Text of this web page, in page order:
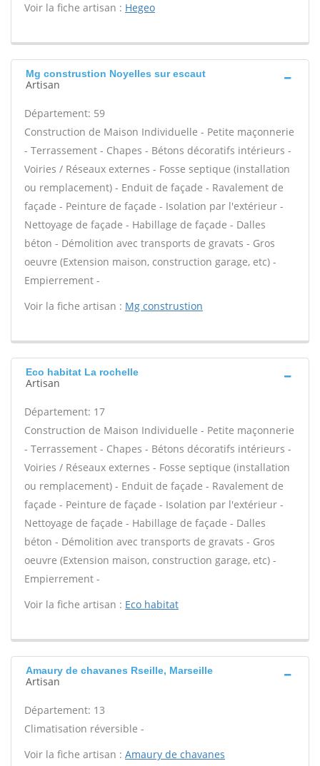
Voir la fiche artisan : Hegeo
Mg construstion Noyelles sur escaut
Artisan
Département: 59
Construction de Maison Individuelle - Petite maçonnerie
- Terrassement - Chapes - Bétons décoratifs intérieurs -
Voiries / Réseaux externes - Fosse septique (installation
ou remplacement) - Enduit de façade - Ravalement de
façade - Peinture de façade - Isolation par l'extérieur -
Nettoyage de façade - Habillage de façade - Dalles
béton - Démolition avec transports de gravats - Gros
oeuvre (Extension maison, construction garage, etc) -
Empierrement -
Voir la fiche artisan : Mg construstion
Eco habitat La rochelle
Artisan
Département: 17
Construction de Maison Individuelle - Petite maçonnerie
- Terrassement - Chapes - Bétons décoratifs intérieurs -
Voiries / Réseaux externes - Fosse septique (installation
ou remplacement) - Enduit de façade - Ravalement de
façade - Peinture de façade - Isolation par l'extérieur -
Nettoyage de façade - Habillage de façade - Dalles
béton - Démolition avec transports de gravats - Gros
oeuvre (Extension maison, construction garage, etc) -
Empierrement -
Voir la fiche artisan : Eco habitat
Amaury de chavanes Rseille, Marseille
Artisan
Département: 13
Climatisation réversible -
Voir la fiche artisan : Amaury de chavanes